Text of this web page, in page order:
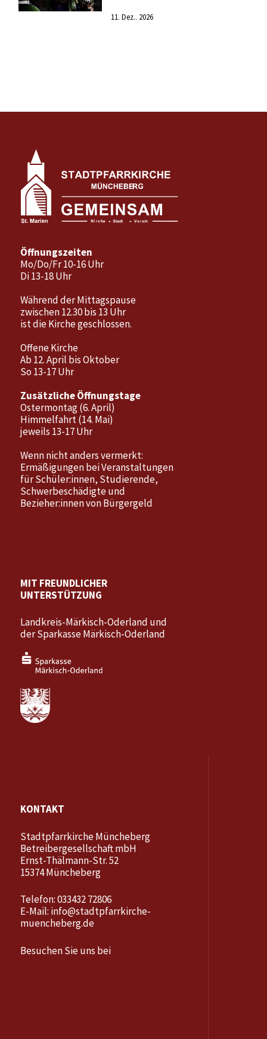
11. Dez.. 2026
Öffnungszeiten
Mo/Do/Fr 10-16 Uhr
Di 13-18 Uhr
Während der Mittagspause
zwischen 12.30 bis 13 Uhr
ist die Kirche geschlossen.
Offene Kirche
Ab 12. April bis Oktober
So 13-17 Uhr
Zusätzliche Öffnungstage
Ostermontag (6. April)
Himmelfahrt (14. Mai)
jeweils 13-17 Uhr
Wenn nicht anders vermerkt:
Ermäßigungen bei Veranstaltungen
für Schüler:innen, Studierende,
Schwerbeschädigte und
Bezieher:innen von Bürgergeld
MIT FREUNDLICHER
UNTERSTÜTZUNG
Landkreis-Märkisch-Oderland und
der Sparkasse Märkisch-Oderland
KONTAKT
Stadtpfarrkirche Müncheberg
Betreibergesellschaft mbH
Ernst-Thälmann-Str. 52
15374 Müncheberg
Telefon: 033432 72806
E-Mail: info@stadtpfarrkirche-
muencheberg.de
Besuchen Sie uns bei